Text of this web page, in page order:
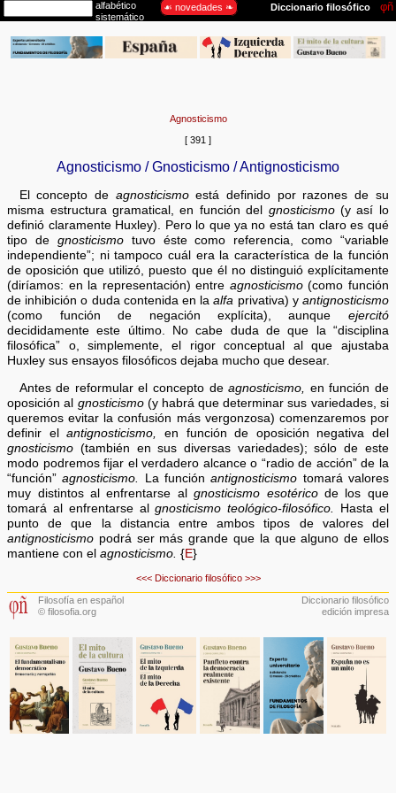
Agnosticismo
[ 391 ]
Agnosticismo / Gnosticismo / Antignosticismo
El concepto de agnosticismoestá definido por razones de su
misma estructura gramatical, en función del gnosticismo(y así lo
definió claramente Huxley). Pero lo que ya no está tan claro es qué
tipo de gnosticismotuvo éste como referencia, como “variable
independiente”; ni tampoco cuál era la característica de la función
de oposición que utilizó, puesto que él no distinguió explícitamente
(diríamos: en la representación) entre agnosticismo(como función
de inhibición o duda contenida en laalfa privativa) y antignosticismo
(como función de negación explícita), aunque ejercitó
decididamente este último. No cabe duda de que la “disciplina
filosófica” o, simplemente, el rigor conceptual al que ajustaba
Huxley sus ensayos filosóficos dejaba mucho que desear.
Antes de reformular el concepto deagnosticismo,
en función de
oposición al gnosticismo(y habrá que determinar sus variedades, si
queremos evitar la confusión más vergonzosa) comenzaremos por
definir elantignosticismo,
en función de oposición negativa del
gnosticismo (también en sus diversas variedades); sólo de este
modo podremos fijar el verdadero alcance o “radio de acción” de la
“función”agnosticismo. La funciónantignosticismo tomará valores
muy distintos al enfrentarse algnosticismo esotéricode los que
tomará al enfrentarse algnosticismo teológico-filosófico.
Hasta el
punto de que la distancia entre ambos tipos de valores del
antignosticismo podrá ser más grande que la que alguno de ellos
mantiene con elagnosticismo. {E}
<<< Diccionario filosófico >>>
Filosofía en español
© filosofia.org
Diccionario filosófico
edición impresa